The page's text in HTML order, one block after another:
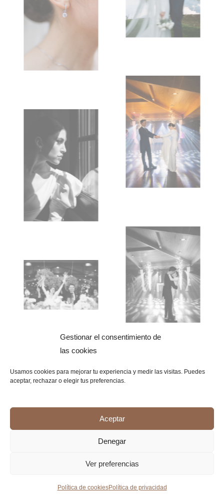
Gestionar el consentimiento de
las cookies
Usamos cookies para mejorar tu experiencia y medir las visitas. Puedes
aceptar, rechazar o elegir tus preferencias.
Aceptar
Denegar
Ver preferencias
Política de cookiesPolítica de privacidad